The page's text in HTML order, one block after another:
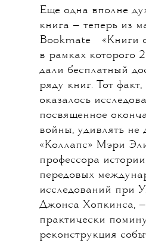
Еще одна вполне
книга — теперь из
Bookmate
«Книги
в рамках которого
дали бесплатный
ряду книг. Тот
оказалось
посвященное
войны, удивлять не
«Коллапс» Мэри
профессора
передовых
исследований при
Джонса Хопкинса, —
практически
реконструкция